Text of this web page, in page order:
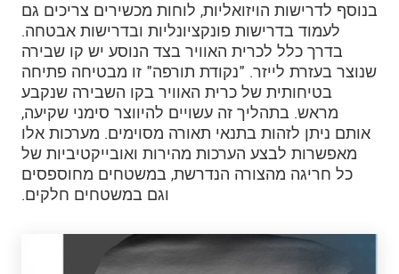
בנוסף לדרישות הויזואליות, לוחות מכשירים צריכים גם
לעמוד בדרישות פונקציונליות ובדרישות אבטחה.
בדרך כלל לכרית האוויר בצד הנוסע יש קו שבירה
שנוצר בעזרת לייזר. "נקודת תורפה" זו מבטיחה פתיחה
בטיחותית של כרית האוויר בקו השבירה שנקבע
מראש. בתהליך זה עשויים להיווצר סימני שקיעה,
אותם ניתן לזהות בתנאי תאורה מסוימים. מערכות אלו
מאפשרות לבצע הערכות מהירות ואובייקטיביות של
כל חריגה מהצורה הנדרשת, במשטחים מחוספסים
וגם במשטחים חלקים.